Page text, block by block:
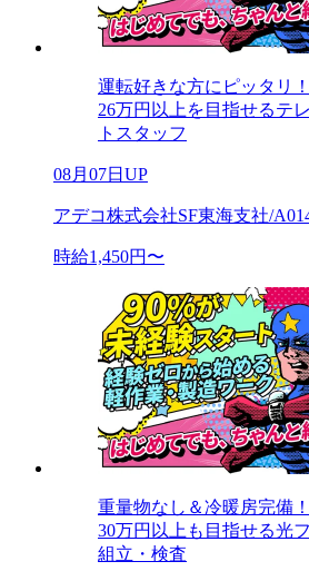
運転好きな方にピッタリ
26万円以上を目指せるテ
トスタッフ
08月07日UP
アデコ株式会社SF東海支社/
時給1,450円〜
重量物なし＆冷暖房完備
30万円以上も目指せる光
組立・検査